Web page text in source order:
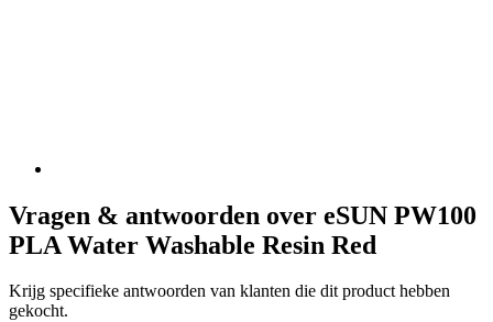
Vragen & antwoorden over eSUN PW100
PLA Water Washable Resin Red
Krijg specifieke antwoorden van klanten die dit product hebben
gekocht.